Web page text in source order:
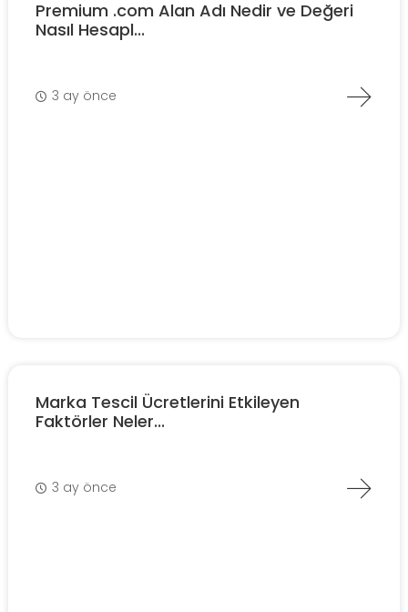
Premium .com Alan Adı Nedir ve Değeri
Nasıl Hesapl...
3 ay önce
Marka Tescil Ücretlerini Etkileyen
Faktörler Neler...
3 ay önce